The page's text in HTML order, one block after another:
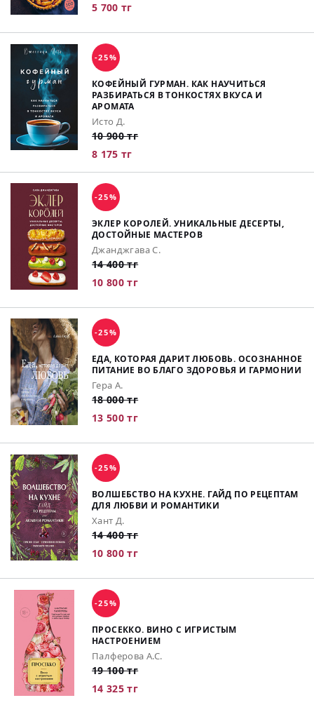
5 700 тг
-25%
КОФЕЙНЫЙ ГУРМАН. КАК НАУЧИТЬСЯ
РАЗБИРАТЬСЯ В ТОНКОСТЯХ ВКУСА И
АРОМАТА
Исто Д.
10 900 тг
8 175 тг
-25%
ЭКЛЕР КОРОЛЕЙ. УНИКАЛЬНЫЕ ДЕСЕРТЫ,
ДОСТОЙНЫЕ МАСТЕРОВ
Джанджгава С.
14 400 тг
10 800 тг
-25%
ЕДА, КОТОРАЯ ДАРИТ ЛЮБОВЬ. ОСОЗНАННОЕ
ПИТАНИЕ ВО БЛАГО ЗДОРОВЬЯ И ГАРМОНИИ
Гера А.
18 000 тг
13 500 тг
-25%
ВОЛШЕБСТВО НА КУХНЕ. ГАЙД ПО РЕЦЕПТАМ
ДЛЯ ЛЮБВИ И РОМАНТИКИ
Хант Д.
14 400 тг
10 800 тг
-25%
ПРОСЕККО. ВИНО С ИГРИСТЫМ
НАСТРОЕНИЕМ
Палферова А.С.
19 100 тг
14 325 тг